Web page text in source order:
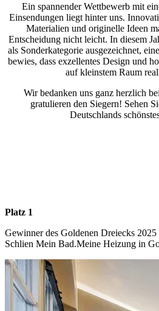
Ein spannender Wettbewerb mit
Einsendungen liegt hinter uns.
Materialien und originelle Ideen
Entscheidung nicht leicht. In diesem
als Sonderkategorie ausgezeichnet,
bewies, dass exzellentes Design und
auf kleinstem Raum
Wir bedanken uns ganz herzlich
gratulieren den Siegern! Sehen
Deutschlands
Platz 1
Gewinner des Goldenen Dreiecks
Schlien Mein Bad.Meine Heizung in